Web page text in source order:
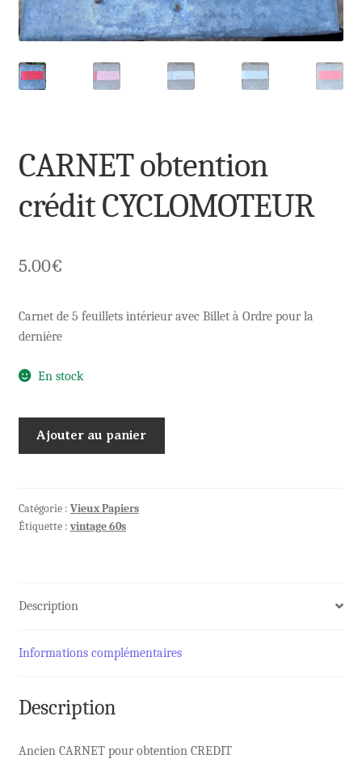
CARNET obtention
crédit CYCLOMOTEUR
5.00€
Carnet de 5 feuillets intérieur avec Billet à Ordre pour la
dernière
En stock
crédit
CYCLOMOTEUR
Ajouter au panier
Catégorie : Vieux Papiers
Étiquette : vintage 60s
Description
Informations complémentaires
Description
Ancien CARNET pour obtention CREDIT